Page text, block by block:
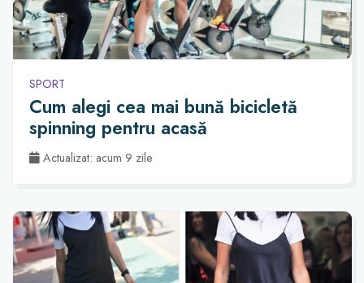
SPORT
Cum alegi cea mai bună bicicletă
spinning pentru acasă
Actualizat: acum 9 zile